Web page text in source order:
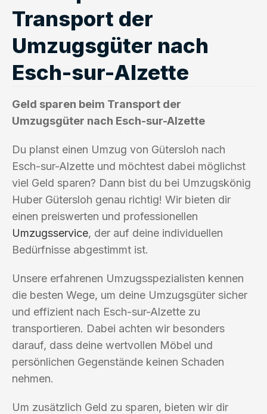
Transport der
Umzugsgüter nach
Esch-sur-Alzette
Geld sparen beim Transport der
Umzugsgüter nach Esch-sur-Alzette
Du planst einen Umzug von Gütersloh nach
Esch-sur-Alzette und möchtest dabei möglichst
viel Geld sparen? Dann bist du bei Umzugskönig
Huber Gütersloh genau richtig! Wir bieten dir
einen preiswerten und professionellen
Umzugsservice, der auf deine individuellen
Bedürfnisse abgestimmt ist.
Unsere erfahrenen Umzugsspezialisten kennen
die besten Wege, um deine Umzugsgüter sicher
und effizient nach Esch-sur-Alzette zu
transportieren. Dabei achten wir besonders
darauf, dass deine wertvollen Möbel und
persönlichen Gegenstände keinen Schaden
nehmen.
Um zusätzlich Geld zu sparen, bieten wir dir